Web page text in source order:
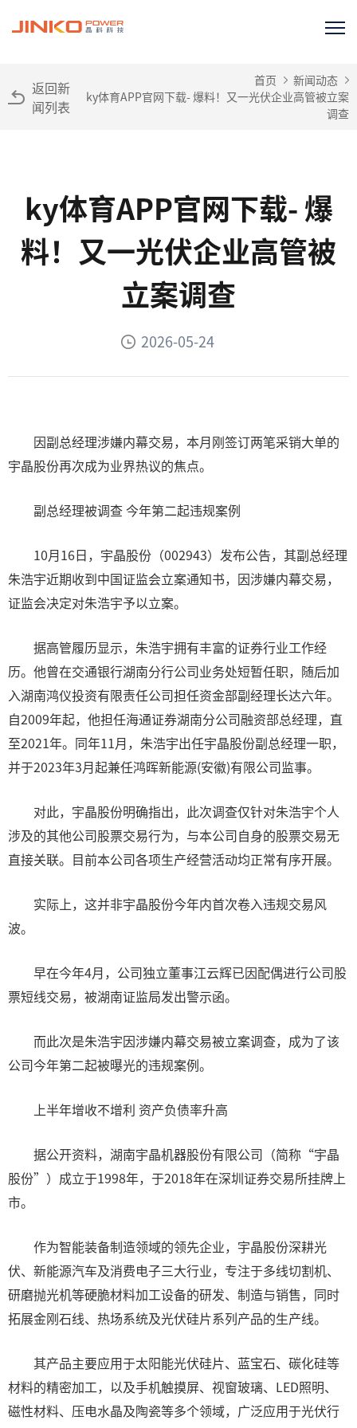
返回新
闻列表
首页
新闻动态
ky体育APP官网下载- 爆料！又一光伏企业高管被立案
调查
ky体育APP官网下载- 爆
料！又一光伏企业高管被
立案调查
2026-05-24
因副总经理涉嫌内幕交易，本月刚签订两笔采销大单的
宇晶股份再次成为业界热议的焦点。
副总经理被调查 今年第二起违规案例
10月16日，宇晶股份（002943）发布公告，其副总经理
朱浩宇近期收到中国证监会立案通知书，因涉嫌内幕交易，
证监会决定对朱浩宇予以立案。
据高管履历显示，朱浩宇拥有丰富的证券行业工作经
历。他曾在交通银行湖南分行公司业务处短暂任职，随后加
入湖南鸿仪投资有限责任公司担任资金部副经理长达六年。
自2009年起，他担任海通证券湖南分公司融资部总经理，直
至2021年。同年11月，朱浩宇出任宇晶股份副总经理一职，
并于2023年3月起兼任鸿晖新能源(安徽)有限公司监事。
对此，宇晶股份明确指出，此次调查仅针对朱浩宇个人
涉及的其他公司股票交易行为，与本公司自身的股票交易无
直接关联。目前本公司各项生产经营活动均正常有序开展。
实际上，这并非宇晶股份今年内首次卷入违规交易风
波。
早在今年4月，公司独立董事江云辉已因配偶进行公司股
票短线交易，被湖南证监局发出警示函。
而此次是朱浩宇因涉嫌内幕交易被立案调查，成为了该
公司今年第二起被曝光的违规案例。
上半年增收不增利 资产负债率升高
据公开资料，湖南宇晶机器股份有限公司（简称“宇晶
股份”）成立于1998年，于2018年在深圳证券交易所挂牌上
市。
作为智能装备制造领域的领先企业，宇晶股份深耕光
伏、新能源汽车及消费电子三大行业，专注于多线切割机、
研磨抛光机等硬脆材料加工设备的研发、制造与销售，同时
拓展金刚石线、热场系统及光伏硅片系列产品的生产线。
其产品主要应用于太阳能光伏硅片、蓝宝石、碳化硅等
材料的精密加工，以及手机触摸屏、视窗玻璃、LED照明、
磁性材料、压电水晶及陶瓷等多个领域，广泛应用于光伏行